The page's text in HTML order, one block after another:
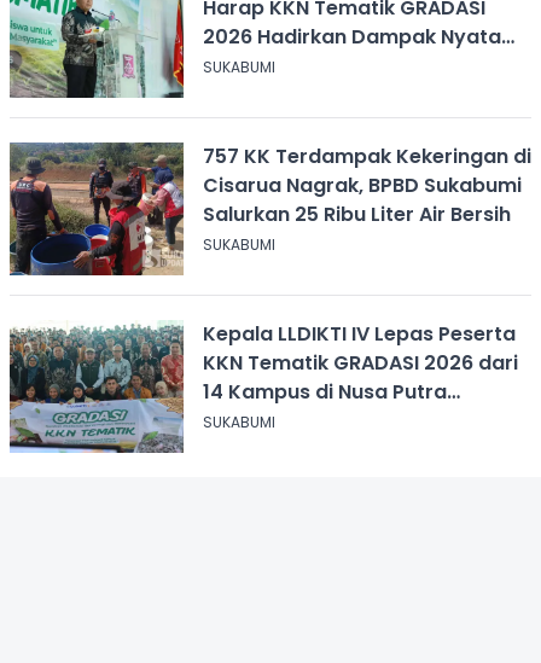
Harap KKN Tematik GRADASI
2026 Hadirkan Dampak Nyata
bagi Masyarakat
SUKABUMI
757 KK Terdampak Kekeringan di
Cisarua Nagrak, BPBD Sukabumi
Salurkan 25 Ribu Liter Air Bersih
SUKABUMI
Kepala LLDIKTI IV Lepas Peserta
KKN Tematik GRADASI 2026 dari
14 Kampus di Nusa Putra
University
SUKABUMI